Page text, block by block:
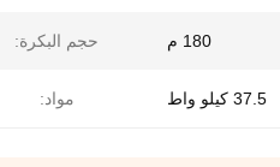
180 م حجم البكرة:
37.5 كيلو واط مواد: